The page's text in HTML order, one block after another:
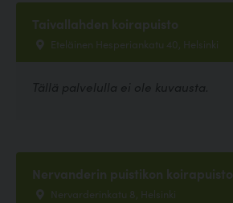
Taivallahden koirapuisto
Eteläinen Hesperiankatu 40, Helsinki
Tällä palvelulla ei ole kuvausta.
Nervanderin puistikon koirapuisto
Nervarderinkatu 8, Helsinki